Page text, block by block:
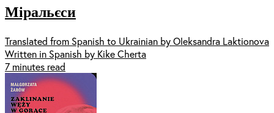
Міральєси
Translated from Spanish to Ukrainian by Oleksandra Laktionova
Written in Spanish by Kike Cherta
7 minutes read